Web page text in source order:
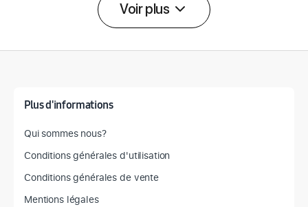
Voir plus
Plus d'informations
Qui sommes nous?
Conditions générales d'utilisation
Conditions générales de vente
Mentions légales